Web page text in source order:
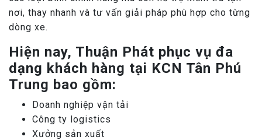
nơi, thay nhanh và tư vấn giải pháp phù hợp cho từng
dòng xe.
Hiện nay, Thuận Phát phục vụ đa
dạng khách hàng tại KCN Tân Phú
Trung bao gồm:
Doanh nghiệp vận tải
Công ty logistics
Xưởng sản xuất